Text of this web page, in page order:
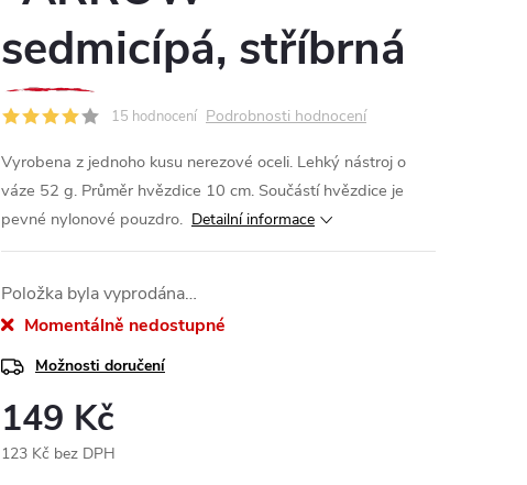
sedmicípá, stříbrná
15 hodnocení Podrobnosti hodnocení
Vyrobena z jednoho kusu nerezové oceli. Lehký nástroj o
váze 52 g. Průměr hvězdice 10 cm. Součástí hvězdice je
pevné nylonové pouzdro. Detailní informace
Položka byla vyprodána…
Momentálně nedostupné
Možnosti doručení
149 Kč
123 Kč bez DPH